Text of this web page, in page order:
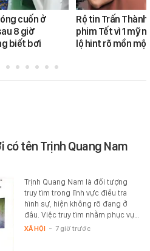
cuốn ở
8 giờ
biết bơi
Rộ tin Trấn
phim Tết vì 1 mỹ
lộ hint rõ mồn
tên Trịnh Quang Nam
Trịnh Quang Nam là đối tượng
truy tìm trong lĩnh vực điều tra
hình sự, hiện không rõ đang ở
đâu. Việc truy tìm nhằm phục vụ…
XÃ HỘI - 7 giờ trước